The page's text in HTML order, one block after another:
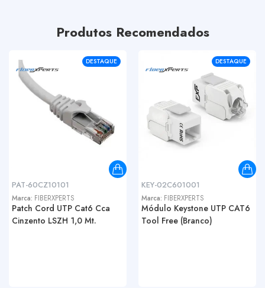
Produtos Recomendados
DESTAQUE
PAT-60CZ10101
Marca: FIBERXPERTS
Patch Cord UTP Cat6 Cca
Cinzento LSZH 1,0 Mt.
DESTAQUE
KEY-02C601001
Marca: FIBERXPERTS
Módulo Keystone UTP CAT6
Tool Free (Branco)